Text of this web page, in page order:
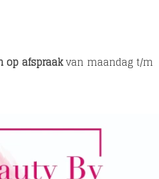
op afspraakvan maandag t/m